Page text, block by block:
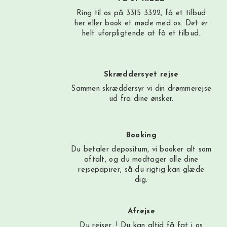
Ring til os på 3315 3322, få et tilbud
her eller book et møde med os. Det er
helt uforpligtende at få et tilbud.
Skræddersyet rejse
Sammen skræddersyr vi din drømmerejse
ud fra dine ønsker.
Booking
Du betaler depositum, vi booker alt som
aftalt, og du modtager alle dine
rejsepapirer, så du rigtig kan glæde
dig.
Afrejse